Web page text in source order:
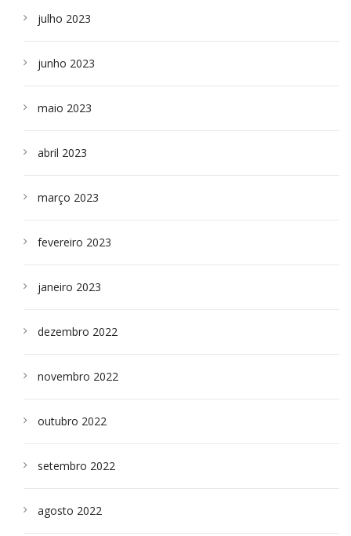
julho 2023
junho 2023
maio 2023
abril 2023
março 2023
fevereiro 2023
janeiro 2023
dezembro 2022
novembro 2022
outubro 2022
setembro 2022
agosto 2022